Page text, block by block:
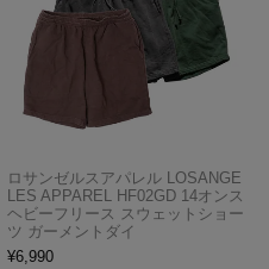
ロサンゼルスアパレル LOSANGE
LES APPAREL HF02GD 14オンス
ヘビーフリース スウェットショー
ツ ガーメントダイ
¥6,990